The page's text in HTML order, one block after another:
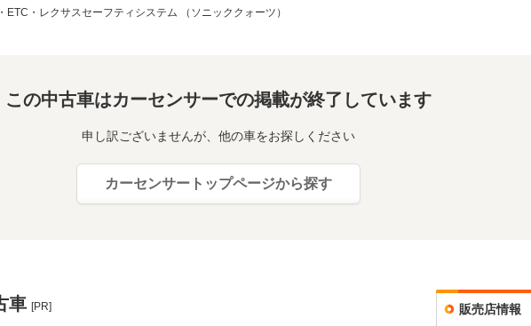
・レクサスセーフティシステム （ソニッククォーツ）
この中古車はカーセンサーでの掲載が終了しています
申し訳ございませんが、他の車をお探しください
カーセンサートップページから探す
車 [PR] 販売店情報